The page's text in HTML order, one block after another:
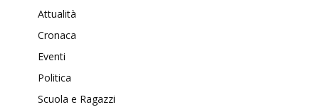
Attualità
Cronaca
Eventi
Politica
Scuola e Ragazzi